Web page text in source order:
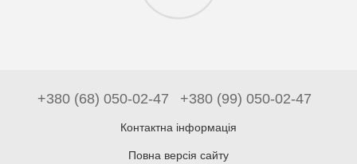
+380 (68) 050-02-47 +380 (99) 050-02-47
Контактна інформація
Повна версія сайту